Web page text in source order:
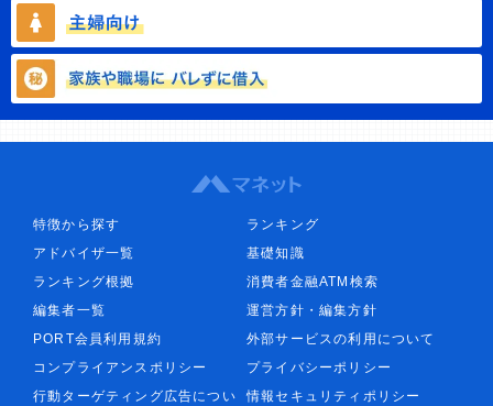
特徴から探す
ランキング
アドバイザ一覧
基礎知識
ランキング根拠
消費者金融ATM検索
編集者一覧
運営方針・編集方針
PORT会員利用規約
外部サービスの利用について
コンプライアンスポリシー
プライバシーポリシー
行動ターゲティング広告につい
情報セキュリティポリシー